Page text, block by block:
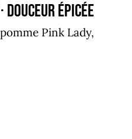
Douceur Épicée
Pink Lady,